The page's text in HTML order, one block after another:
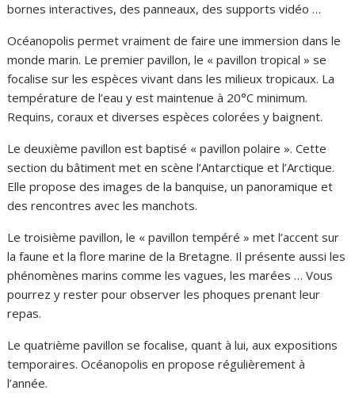
bornes interactives, des panneaux, des supports vidéo …
Océanopolis permet vraiment de faire une immersion dans le
monde marin. Le premier pavillon, le « pavillon tropical » se
focalise sur les espèces vivant dans les milieux tropicaux. La
température de l’eau y est maintenue à 20°C minimum.
Requins, coraux et diverses espèces colorées y baignent.
Le deuxième pavillon est baptisé « pavillon polaire ». Cette
section du bâtiment met en scène l’Antarctique et l’Arctique.
Elle propose des images de la banquise, un panoramique et
des rencontres avec les manchots.
Le troisième pavillon, le « pavillon tempéré » met l’accent sur
la faune et la flore marine de la Bretagne. Il présente aussi les
phénomènes marins comme les vagues, les marées … Vous
pourrez y rester pour observer les phoques prenant leur
repas.
Le quatrième pavillon se focalise, quant à lui, aux expositions
temporaires. Océanopolis en propose régulièrement à
l’année.